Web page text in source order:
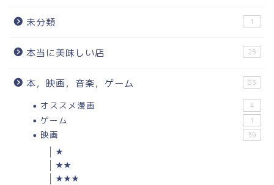
未分類 1
本当に美味しい店 23
本，映画，音楽，ゲーム 83
オススメ漫画 4
ゲーム 1
映画 39
★
★★
★★★